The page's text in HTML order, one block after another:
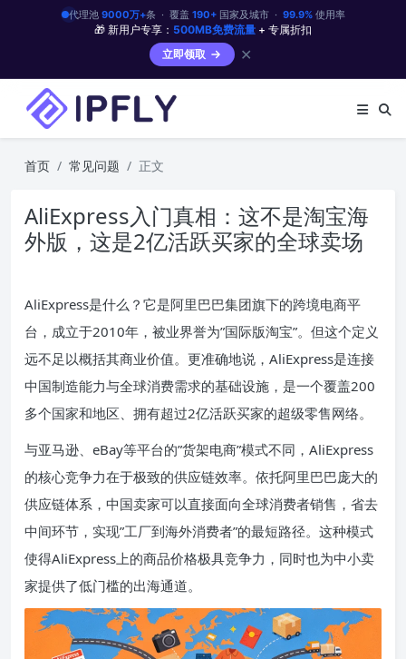
代理池 9000万+条 · 覆盖 190+国家及城市 · 99.9%使用率
🎁 新用户专享： 500MB免费流量 + 专属折扣
立即领取
✕
首页 常见问题 正文
AliExpress入门真相：这不是淘宝海
外版，这是2亿活跃买家的全球卖场
AliExpress是什么？它是阿里巴巴集团旗下的跨境电商平
台，成立于2010年，被业界誉为”国际版淘宝”。但这个定义
远不足以概括其商业价值。更准确地说，AliExpress是连接
中国制造能力与全球消费需求的基础设施，是一个覆盖200
多个国家和地区、拥有超过2亿活跃买家的超级零售网络。
与亚马逊、eBay等平台的”货架电商”模式不同，AliExpress
的核心竞争力在于极致的供应链效率。依托阿里巴巴庞大的
供应链体系，中国卖家可以直接面向全球消费者销售，省去
中间环节，实现”工厂到海外消费者”的最短路径。这种模式
使得AliExpress上的商品价格极具竞争力，同时也为中小卖
家提供了低门槛的出海通道。